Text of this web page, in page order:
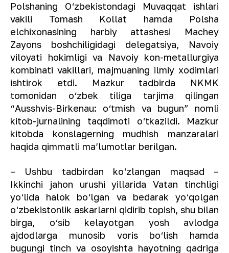
Polshaning O‘zbekistondagi Muvaqqat ishlari
vakili Tomash Kollat hamda Polsha
elchixonasining harbiy attashesi Machey
Zayons boshchiligidagi delegatsiya, Navoiy
viloyati hokimligi va Navoiy kon-metallurgiya
kombinati vakillari, majmuaning ilmiy xodimlari
ishtirok etdi. Mazkur tadbirda NKMK
tomonidan o‘zbek tiliga tarjima qilingan
“Ausshvis-Birkenau: o‘tmish va bugun” nomli
kitob-jurnalining taqdimoti o‘tkazildi. Mazkur
kitobda konslagerning mudhish manzaralari
haqida qimmatli maʼlumotlar berilgan.
– Ushbu tadbirdan ko‘zlangan maqsad –
Ikkinchi jahon urushi yillarida Vatan tinchligi
yo‘lida halok bo‘lgan va bedarak yo‘qolgan
o‘zbekistonlik askarlarni qidirib topish, shu bilan
birga, o‘sib kelayotgan yosh avlodga
ajdodlarga munosib voris bo‘lish hamda
bugungi tinch va osoyishta hayotning qadriga